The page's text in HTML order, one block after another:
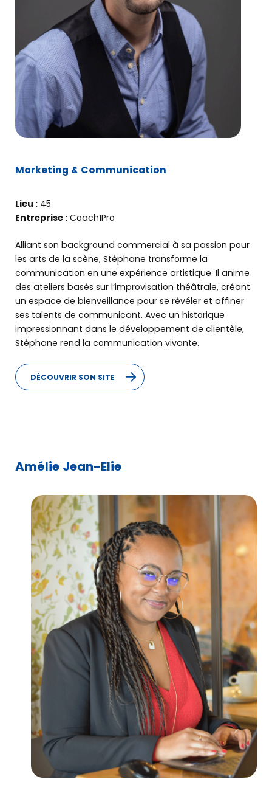
Marketing & Communication
Lieu : 45
Entreprise : Coach1Pro
Alliant son background commercial à sa passion pour
les arts de la scène, Stéphane transforme la
communication en une expérience artistique. Il anime
des ateliers basés sur l’improvisation théâtrale, créant
un espace de bienveillance pour se révéler et affiner
ses talents de communicant. Avec un historique
impressionnant dans le développement de clientèle,
Stéphane rend la communication vivante.
DÉCOUVRIR SON SITE
Amélie Jean-Elie